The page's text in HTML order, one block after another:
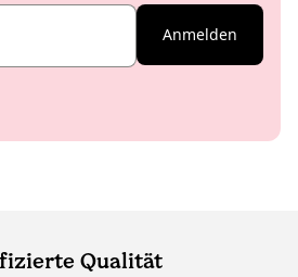
Anmelden
Qualität